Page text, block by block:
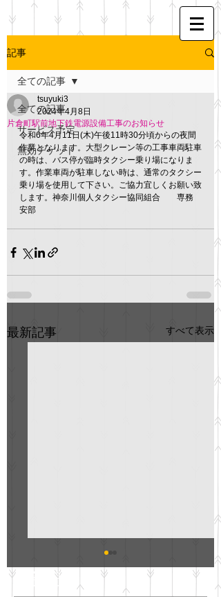
記事
全ての記事
サービス予定
無効チケット
全ての記事
片倉町駅前地下鉄電源設備工事のお知らせ
tsuyuki3
2024年4月8日
令和6年4月11日(木)午後11時30分頃からの夜間
作業となります。大型クレーン等の工事車両駐車
の時は、バス停が臨時タクシー乗り場になりま
す。作業車両が駐車しない時は、通常のタクシー
乗り場を使用して下さい。ご協力宜しくお願い致
します。神奈川個人タクシー協同組合　　専務
安部
最新記事 すべて表示
明日(11月6日)午後3時～5
最新記事